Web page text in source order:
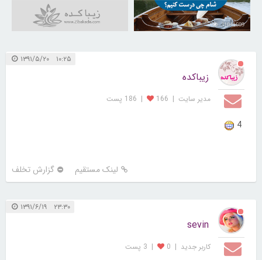
31041609
۱۰:۲۵ ۱۳۹۱/۵/۲۰
زیباکده
مدیر سایت |
166
| 186 پست
4
لینک مستقیم گزارش تخلف
۲۳:۳۰ ۱۳۹۱/۶/۱۹
sevin
کاربر جديد |
0
| 3 پست